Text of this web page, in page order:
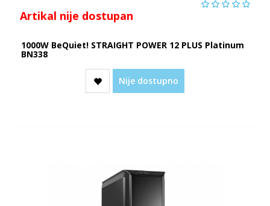
Artikal nije dostupan
1000W BeQuiet! STRAIGHT POWER 12 PLUS Platinum
BN338
Nije dostupno